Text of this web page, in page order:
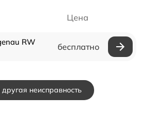
Цена
RW
бесплатно
неисправность